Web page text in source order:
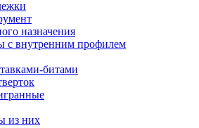
назначения
с внутренним профилем
битами
из них